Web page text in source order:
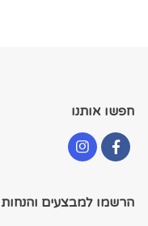
חפשו אותנו
הרשמו למבצעים והנחות